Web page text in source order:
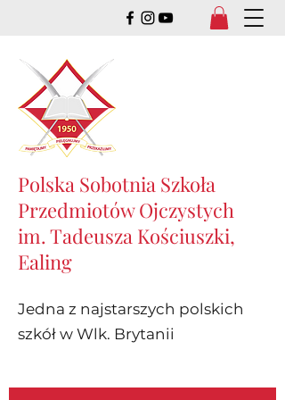
Polska Sobotnia Szkoła
Przedmiotów Ojczystych
im. Tadeusza Kościuszki,
Ealing
Jedna z najstarszych polskich
szkół w Wlk. Brytanii